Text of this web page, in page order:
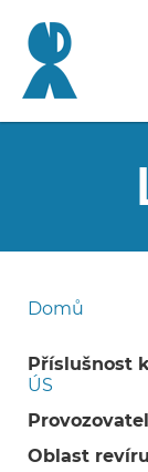
hlavnímu
obsahu
Domů
Příslušnost
ÚS
Provozovatel
Oblast revíru